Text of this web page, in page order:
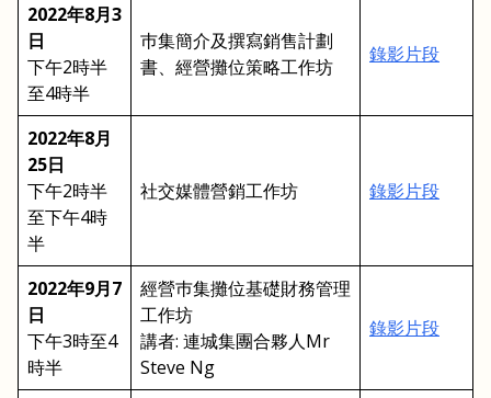
2022年8月3
日
下午2時半
至4時半
巿集簡介及撰寫銷售計劃
書、經營攤位策略工作坊
錄影片段
2022年8月
25日
下午2時半
至下午4時
半
社交媒體營銷工作坊 錄影片段
2022年9月7
日
下午3時至4
時半
經營巿集攤位基礎財務管理
工作坊
講者: 連城集團合夥人Mr
Steve Ng
錄影片段